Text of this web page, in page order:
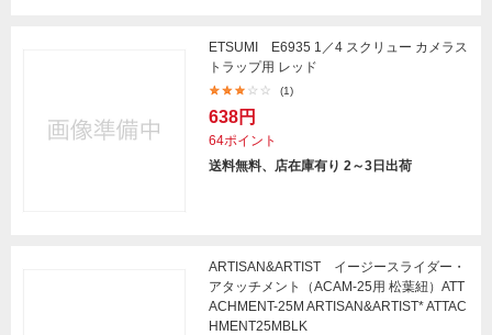
ETSUMI E6935 1／4 スクリュー カメラス
トラップ用 レッド
(1)
638円
64ポイント
送料無料、店在庫有り 2～3日出荷
ARTISAN&ARTIST イージースライダー・
アタッチメント（ACAM-25用 松葉紐）ATT
ACHMENT-25M ARTISAN&ARTIST* ATTAC
HMENT25MBLK